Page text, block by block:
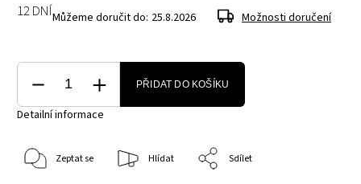
12 DNÍMůžeme doručit do: 25.8.2026 Možnosti doručení
PŘIDAT DO KOŠÍKU
Detailní informace
Zeptat se Hlídat Sdílet